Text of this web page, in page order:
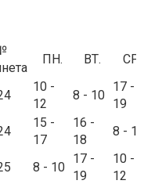
ПН. ВТ. СР.
10 -
12
8 - 10
17 -
19
15 -
17
16 -
18
8 -
8 - 10
17 -
19
10 -
12